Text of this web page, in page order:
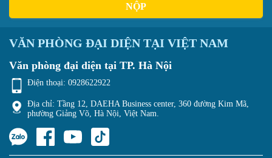
NỘP
VĂN PHÒNG ĐẠI DIỆN TẠI VIỆT NAM
Văn phòng đại diện tại TP. Hà Nội
Điện thoại: 0928622922
Địa chỉ: Tầng 12, DAEHA Business center, 360 đường Kim Mã,
phường Giảng Võ, Hà Nội, Việt Nam.